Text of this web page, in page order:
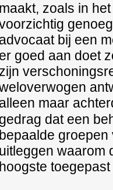
maakt, zoals in
advocaat bij een
er goed aan doet
zijn
alleen maar
gedrag dat een
bepaalde
uitleggen waarom
hoogste